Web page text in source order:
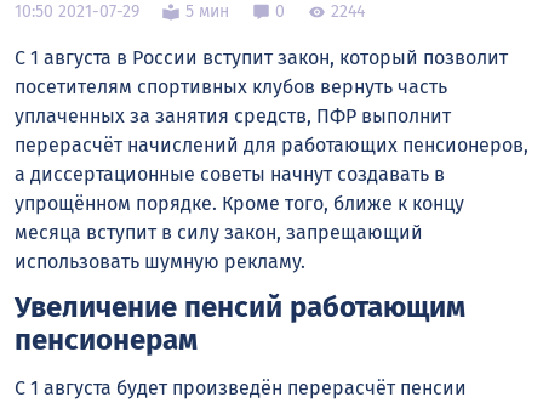
10:50 2021-07-29 5 мин 0 2244
С 1 августа в России вступит закон, который позволит
посетителям спортивных клубов вернуть часть
уплаченных за занятия средств, ПФР выполнит
перерасчёт начислений для работающих пенсионеров,
а диссертационные советы начнут создавать в
упрощённом порядке. Кроме того, ближе к концу
месяца вступит в силу закон, запрещающий
использовать шумную рекламу.
Увеличение пенсий работающим
пенсионерам
С 1 августа будет произведён перерасчёт пенсии